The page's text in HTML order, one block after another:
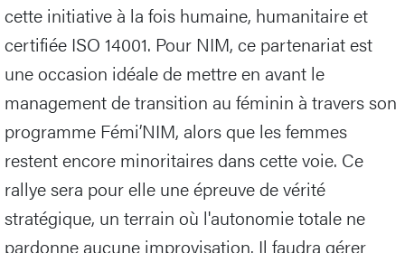
cette initiative à la fois humaine, humanitaire et
certifiée ISO 14001. Pour NIM, ce partenariat est
une occasion idéale de mettre en avant le
management de transition au féminin à travers son
programme Fémi’NIM, alors que les femmes
restent encore minoritaires dans cette voie. Ce
rallye sera pour elle une épreuve de vérité
stratégique, un terrain où l'autonomie totale ne
pardonne aucune improvisation. Il faudra gérer